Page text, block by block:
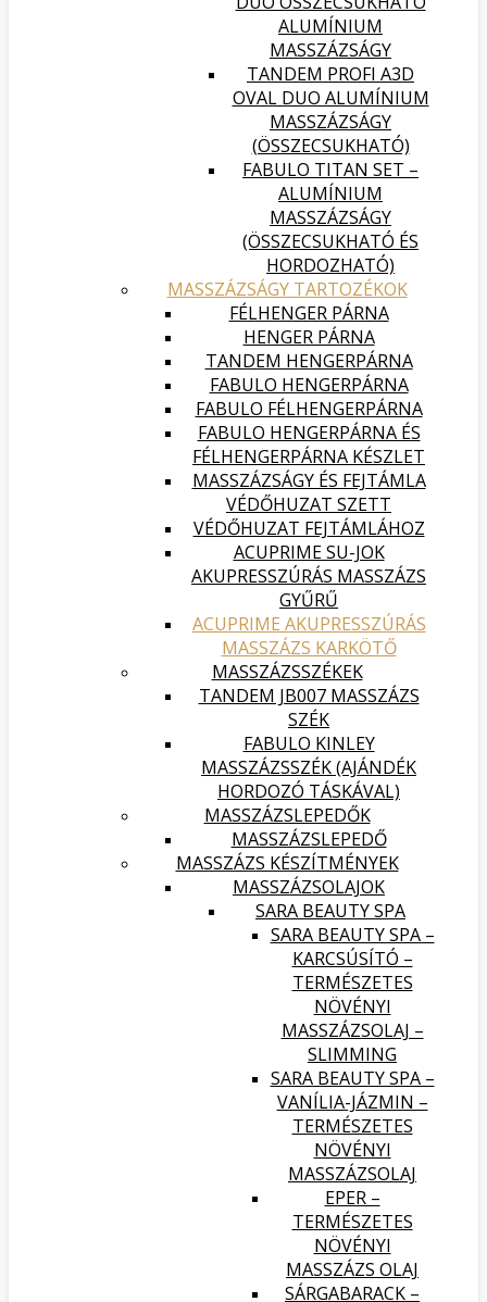
ALUMÍNIUM
MASSZÁZSÁGY
TANDEM PROFI A3D
OVAL DUO ALUMÍNIUM
MASSZÁZSÁGY
(ÖSSZECSUKHATÓ)
FABULO TITAN SET –
ALUMÍNIUM
MASSZÁZSÁGY
(ÖSSZECSUKHATÓ ÉS
HORDOZHATÓ)
MASSZÁZSÁGY TARTOZÉKOK
FÉLHENGER PÁRNA
HENGER PÁRNA
TANDEM HENGERPÁRNA
FABULO HENGERPÁRNA
FABULO FÉLHENGERPÁRNA
FABULO HENGERPÁRNA ÉS
FÉLHENGERPÁRNA KÉSZLET
MASSZÁZSÁGY ÉS FEJTÁMLA
VÉDŐHUZAT SZETT
VÉDŐHUZAT FEJTÁMLÁHOZ
ACUPRIME SU-JOK
AKUPRESSZÚRÁS MASSZÁZS
GYŰRŰ
ACUPRIME AKUPRESSZÚRÁS
MASSZÁZS KARKÖTŐ
MASSZÁZSSZÉKEK
TANDEM JB007 MASSZÁZS
SZÉK
FABULO KINLEY
MASSZÁZSSZÉK (AJÁNDÉK
HORDOZÓ TÁSKÁVAL)
MASSZÁZSLEPEDŐK
MASSZÁZSLEPEDŐ
MASSZÁZS KÉSZÍTMÉNYEK
MASSZÁZSOLAJOK
SARA BEAUTY SPA
SARA BEAUTY SPA –
KARCSÚSÍTÓ –
TERMÉSZETES
NÖVÉNYI
MASSZÁZSOLAJ –
SLIMMING
SARA BEAUTY SPA –
VANÍLIA-JÁZMIN –
TERMÉSZETES
NÖVÉNYI
MASSZÁZSOLAJ
EPER –
TERMÉSZETES
NÖVÉNYI
MASSZÁZS OLAJ
SÁRGABARACK –